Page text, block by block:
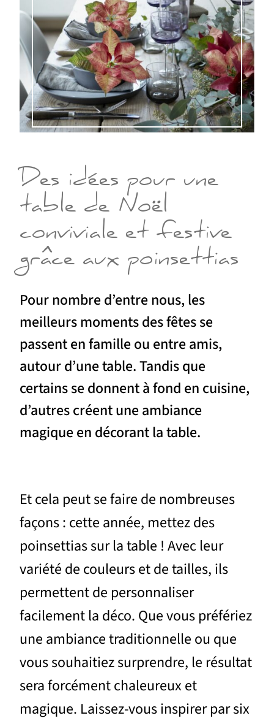
Des idées pour une
table de Noël
conviviale et festive
grâce aux poinsettias
Pour nombre d’entre nous, les
meilleurs moments des fêtes se
passent en famille ou entre amis,
autour d’une table. Tandis que
certains se donnent à fond en cuisine,
d’autres créent une ambiance
magique en décorant la table.
Et cela peut se faire de nombreuses
façons : cette année, mettez des
poinsettias sur la table ! Avec leur
variété de couleurs et de tailles, ils
permettent de personnaliser
facilement la déco. Que vous préfériez
une ambiance traditionnelle ou que
vous souhaitiez surprendre, le résultat
sera forcément chaleureux et
magique. Laissez-vous inspirer par six